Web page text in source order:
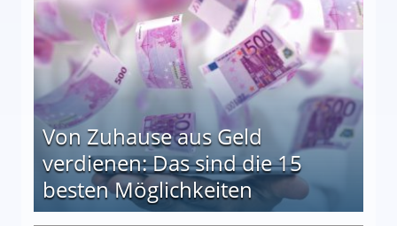
Von Zuhause aus Geld
verdienen: Das sind die 15
besten Möglichkeiten